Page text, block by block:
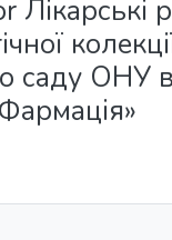
Лікарські
саду ОНУ в